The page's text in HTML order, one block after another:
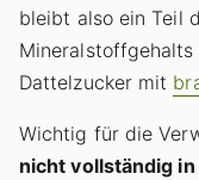
bleibt also ein Teil
Dattelzucker mit
Wichtig für die
nicht vollständig